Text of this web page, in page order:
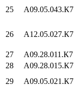
25
A09.05.043.К7
26 A12.05.027.К7
27
A09.28.011.К7
28
A09.28.015.К7
29
A09.05.021.К7